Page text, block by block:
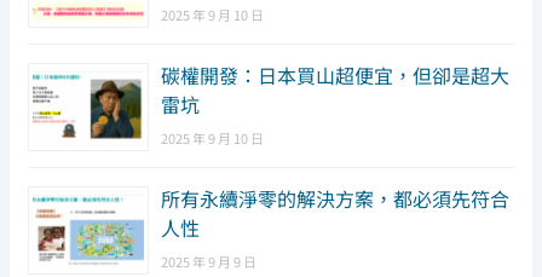
2025 年 9 月 10 日
碳權開發：日本買山超便宜，但卻是超大
雷坑
2025 年 9 月 10 日
所有永續淨零的解決方案，都必須先符合
人性
2025 年 9 月 9 日